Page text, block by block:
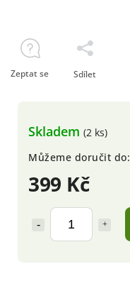
399 Kč
Skladem (2 ks)
Můžeme doručit do:
Zeptat se Sdílet